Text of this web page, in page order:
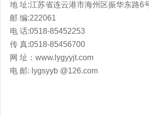
地 址:江苏省连云港市海州区振华东路6
邮 编:222061
电 话:0518-85452253
传 真:0518-85456700
网 址：www.lygyyjt.com
电 邮: lygsyyb @126.com